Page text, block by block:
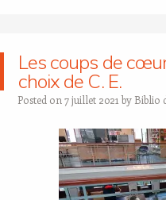
Les coups de
choix de C. E.
Posted on 7 juillet 2021 by Biblio